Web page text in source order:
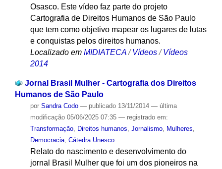
Osasco. Este vídeo faz parte do projeto
Cartografia de Direitos Humanos de São Paulo
que tem como objetivo mapear os lugares de lutas
e conquistas pelos direitos humanos.
Localizado em MIDIATECA /Vídeos /Vídeos
2014
Jornal Brasil Mulher - Cartografia dos Direitos
Humanos de São Paulo
por Sandra Codo — publicado13/11/2014 — última
modificação05/06/2025 07:35 — registrado em:
Transformação, Direitos humanos Jornalismo, Mulheres
Democracia, Cátedra Unesco
Relato do nascimento e desenvolvimento do
jornal Brasil Mulher que foi um dos pioneiros na